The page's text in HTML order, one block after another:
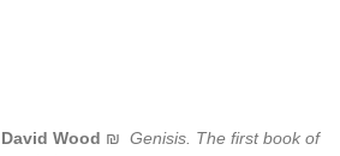
David Wood ₪Genisis. The first book of